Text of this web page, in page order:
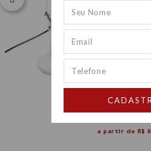
a partir de R$